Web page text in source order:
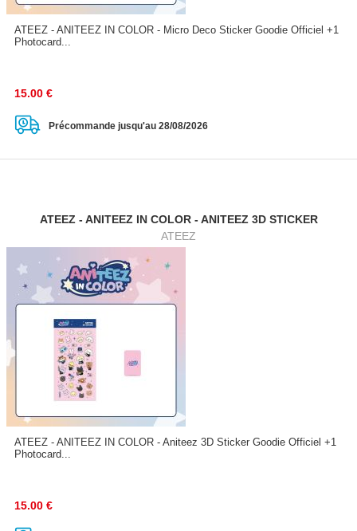
ATEEZ - ANITEEZ IN COLOR - Micro Deco Sticker Goodie Officiel +1
Photocard...
15.00 €
Précommande jusqu'au 28/08/2026
ATEEZ - ANITEEZ IN COLOR - ANITEEZ 3D STICKER
ATEEZ
ATEEZ - ANITEEZ IN COLOR - Aniteez 3D Sticker Goodie Officiel +1
Photocard...
15.00 €